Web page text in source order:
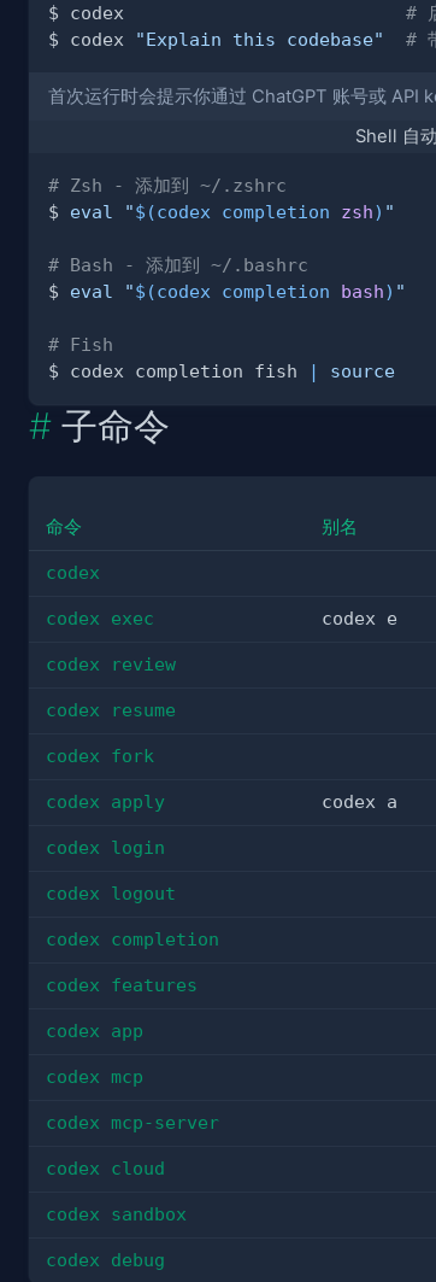
$ codex #
$ codex
"Explain this codebase" #
首次运行时会提示你通过 ChatGPT 账号或 API
Shell 自
# Zsh - 添加到 ~/.zshrc
$ eval "$(codex completion zsh) "
# Bash - 添加到 ~/.bashrc
$ eval "$(codex completion bash) "
# Fish
$ codex completion fish
| source
子命令
命令 别名
codex
codex exec codex e
codex review
codex resume
codex fork
codex apply codex a
codex login
codex logout
codex completion
codex features
codex app
codex mcp
codex mcp-server
codex cloud
codex sandbox
codex debug